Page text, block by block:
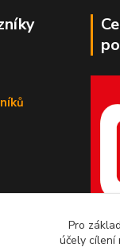
Pro
účely cílení